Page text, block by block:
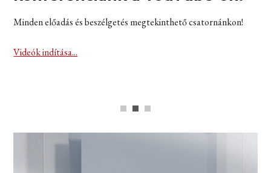
Minden előadás és beszélgetés megtekinthető csatornánkon!
Videók indítása...